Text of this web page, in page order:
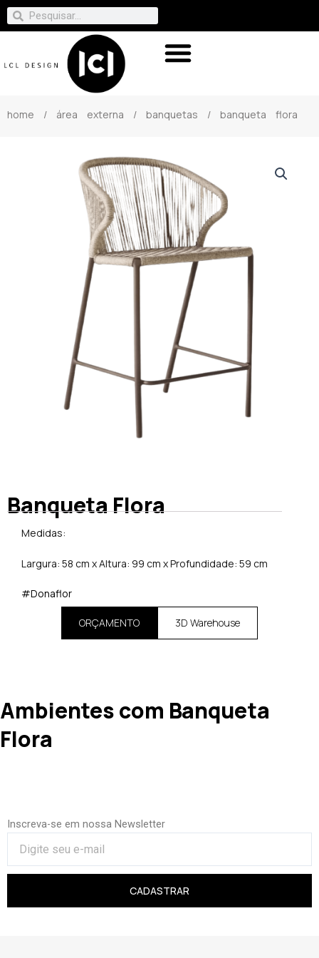
home / área externa / banquetas / banqueta flora
Banqueta Flora
Medidas:
Largura: 58 cm x Altura: 99 cm x Profundidade: 59 cm
#Donaflor
ORÇAMENTO 3D Warehouse
Ambientes com Banqueta
Flora
Inscreva-se em nossa Newsletter
CADASTRAR